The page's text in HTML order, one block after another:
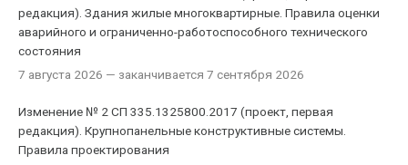
редакция). Здания жилые многоквартирные. Правила оценки
аварийного и ограниченно-работоспособного технического
состояния
7 августа 2026 — заканчивается 7 сентября 2026
Изменение № 2 СП 335.1325800.2017 (проект, первая
редакция). Крупнопанельные конструктивные системы.
Правила проектирования